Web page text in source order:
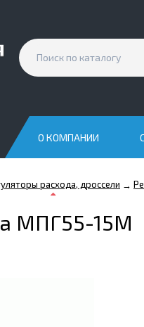
О КОМПАНИИ
расхода, дроссели →
МПГ55-15М